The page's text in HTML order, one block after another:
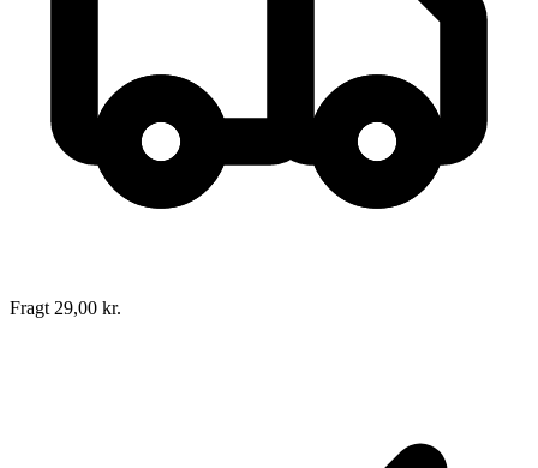
Fragt 29,00 kr.